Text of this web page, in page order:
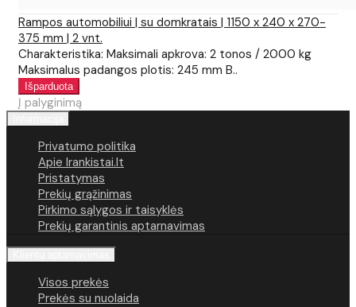
Rampos automobiliui | su domkratais | 1150 x 240 x 270-
375 mm | 2 vnt.
Charakteristika: Maksimali apkrova: 2 tonos / 2000 kg
Maksimalus padangos plotis: 245 mm B..
Į palyginimą
Privatumo politika
Apie Irankistai.lt
Pristatymas
Prekių grąžinimas
Pirkimo sąlygos ir taisyklės
Prekių garantinis aptarnavimas
Visos prekės
Prekės su nuolaida